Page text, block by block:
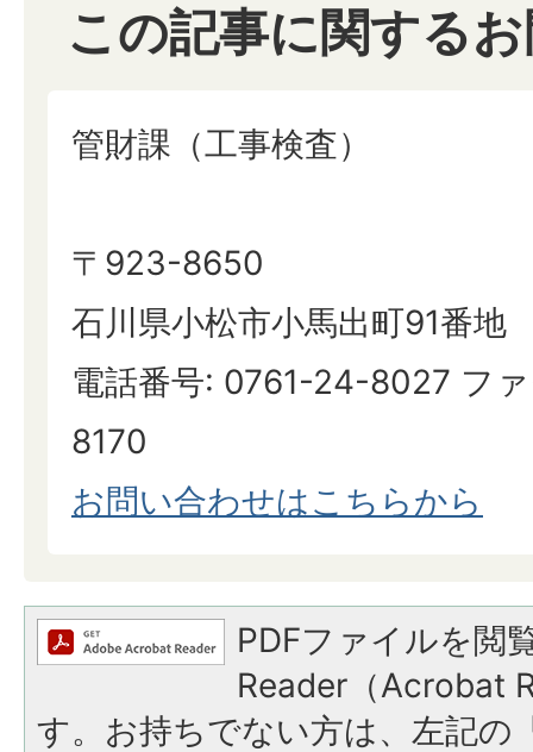
この記事に関する
管財課（工事検査）
〒923-8650
石川県小松市小馬出町91番地
電話番号: 0761-24-8027 フ
8170
お問い合わせはこちらから
PDFファイルを閲
Reader（Acrobat
す。お持ちでない方は、左記の